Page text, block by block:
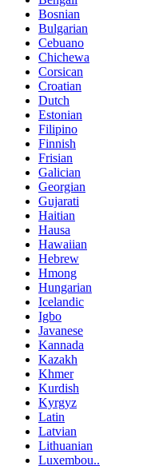
Bosnian
Bulgarian
Cebuano
Chichewa
Corsican
Croatian
Dutch
Estonian
Filipino
Finnish
Frisian
Galician
Georgian
Gujarati
Haitian
Hausa
Hawaiian
Hebrew
Hmong
Hungarian
Icelandic
Igbo
Javanese
Kannada
Kazakh
Khmer
Kurdish
Kyrgyz
Latin
Latvian
Lithuanian
Luxembou..